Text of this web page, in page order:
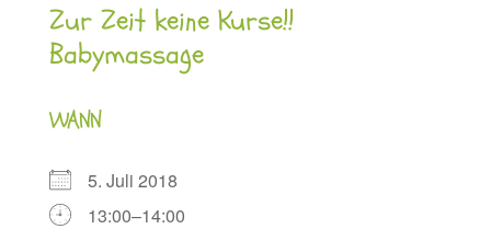
Zur Zeit keine Kurse!!
Babymassage
WANN
5. Juli 2018
13:00–14:00